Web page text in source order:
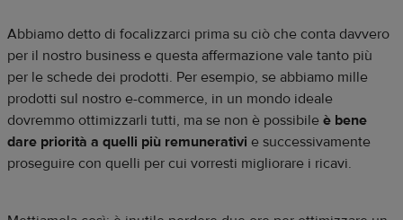
Abbiamo detto di focalizzarci prima su ciò che conta davvero
per il nostro business e questa affermazione vale tanto più
per le schede dei prodotti. Per esempio, se abbiamo mille
prodotti sul nostro e-commerce, in un mondo ideale
dovremmo ottimizzarli tutti, ma se non è possibile è bene
dare priorità a quelli più remunerativi e successivamente
proseguire con quelli per cui vorresti migliorare i ricavi.